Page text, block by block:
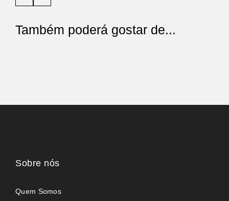
Também poderá gostar de...
Sobre nós
Quem Somos